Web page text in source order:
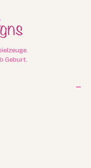
Geburt.